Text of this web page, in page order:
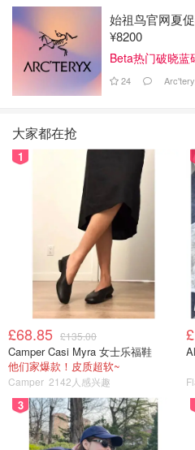
始祖鸟官网夏
¥8200
Beta热门破晓蓝
24
大家都在抢
1
£68.85 £135.00
Camper Casi Myra 女士乐福鞋
他们家爆款！皮质超软~
Camper 2142人感兴趣
3